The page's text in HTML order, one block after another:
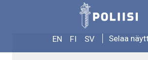
EN FI SV Selaa
LAURI TANNER